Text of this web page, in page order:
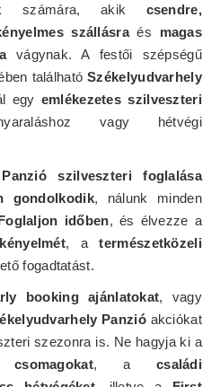
számára, akik csendre,
szállásraés magas
vágynak. A festői szépségű
találhatóSzékelyudvarhely
egy emlékezetes szilveszteri
vagy hétvégi
szilveszteri foglalása
gondolkodik, nálunk minden
időben, és élvezze a
, atermészetközeli
fogadtatást.
booking ajánlatokat, vagy
Panzióakciókat
szezonra is. Ne hagyja ki a
, a családi